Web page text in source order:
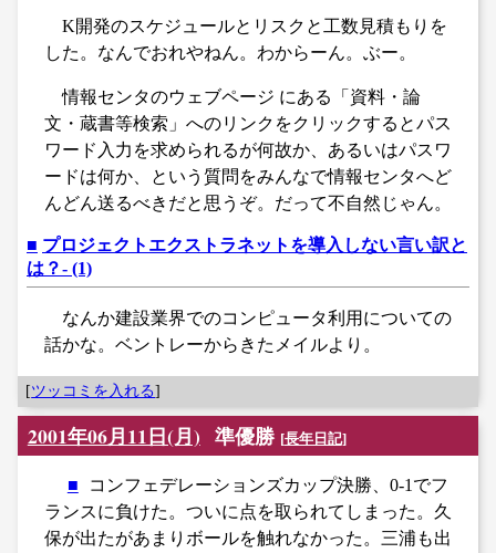
K開発のスケジュールとリスクと工数見積もりを
した。なんでおれやねん。わからーん。ぶー。
情報センタのウェブページ にある「資料・論
文・蔵書等検索」へのリンクをクリックするとパス
ワード入力を求められるが何故か、あるいはパスワ
ードは何か、という質問をみんなで情報センタへど
んどん送るべきだと思うぞ。だって不自然じゃん。
■ プロジェクトエクストラネットを導入しない言い訳と
は？- (1)
なんか建設業界でのコンピュータ利用についての
話かな。ベントレーからきたメイルより。
[ツッコミを入れる]
2001年06月11日(月) 準優勝 [長年日記]
■
コンフェデレーションズカップ決勝、0-1でフ
ランスに負けた。ついに点を取られてしまった。久
保が出たがあまりボールを触れなかった。三浦も出